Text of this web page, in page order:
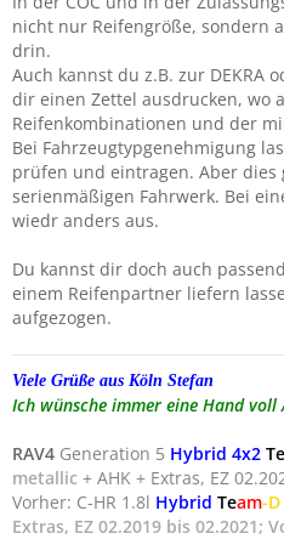
nicht nur Reifengröße, sondern
drin.
Auch kannst du z.B. zur DEKRA
dir einen Zettel ausdrucken, wo
Reifenkombinationen und der
Bei Fahrzeugtypgenehmigung
prüfen und eintragen. Aber
serienmäßigen Fahrwerk. Bei
wiedr anders aus.
Du kannst dir doch auch
einem Reifenpartner liefern
aufgezogen.
Viele Grüße aus Köln Stefan
Ich wünsche immer eine Hand voll
RAV4 Generation 5 Hybrid 4x2 Te
metallic + AHK + Extras, EZ
Vorher: C-HR 1.8l Hybrid Team-D
Extras, EZ 02.2019 bis 02.2021;